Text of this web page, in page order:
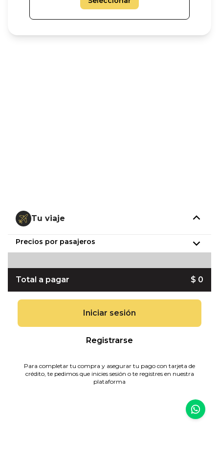
Tu viaje
Precios por pasajeros
Total a pagar $ 0
Iniciar sesión
Registrarse
Para completar tu compra y asegurar tu pago con tarjeta de
crédito, te pedimos que inicies sesión o te registres en nuestra
plataforma